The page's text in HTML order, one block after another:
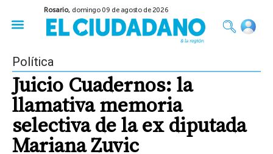
Rosario, domingo 09 de agosto de 2026
Política
Juicio Cuadernos: la
llamativa memoria
selectiva de la ex diputada
Mariana Zuvic